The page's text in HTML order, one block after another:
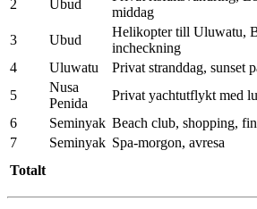
2
Ubud
middag
3 Ubud
Helikopter till Uluwatu,
incheckning
4
Uluwatu Privat stranddag, sunset
5
Nusa
Penida
Privat yachtutflykt med
6
Seminyak Beach club, shopping,
7
Seminyak Spa-morgon, avresa
Totalt